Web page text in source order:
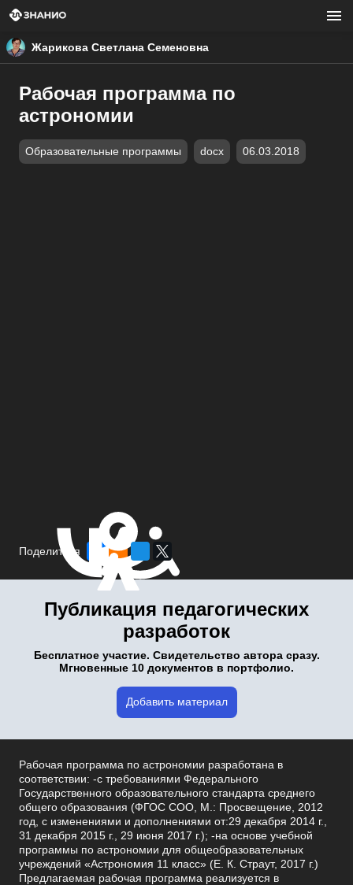
Жарикова Светлана Семеновна
Рабочая программа по
астрономии
Образовательные программы docx 06.03.2018
Поделиться
Публикация педагогических
разработок
Бесплатное участие. Свидетельство автора сразу.
Мгновенные 10 документов в портфолио.
Добавить материал
Рабочая программа по астрономии разработана в
соответствии: -с требованиями Федерального
Государственного образовательного стандарта среднего
общего образования (ФГОС СОО, М.: Просвещение, 2012
год, с изменениями и дополнениями от:29 декабря 2014 г.,
31 декабря 2015 г., 29 июня 2017 г.); -на основе учебной
программы по астрономии для общеобразовательных
учреждений «Астрономия 11 класс» (Е. К. Страут, 2017 г.)
Предлагаемая рабочая программа реализуется в